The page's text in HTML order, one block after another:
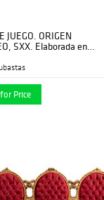
JUEGO. ORIGEN
SXX. Elaborada en
Cubierta abatible,
Price